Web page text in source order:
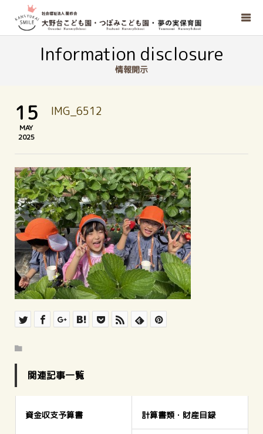
Information disclosure
情報開示
15
MAY
2025
IMG_6512
関連記事一覧
資金収支予算書 計算書類・財産目録